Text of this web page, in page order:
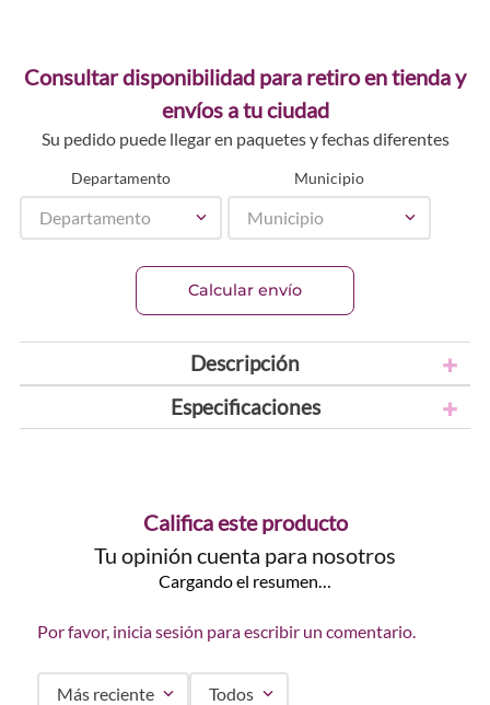
Consultar disponibilidad para retiro en tienda y
envíos a tu ciudad
Su pedido puede llegar en paquetes y fechas diferentes
Departamento
Departamento
Municipio
Municipio
Calcular envío
Descripción
Especificaciones
Califica este producto
Tu opinión cuenta para nosotros
Cargando el resumen…
Por favor, inicia sesión para escribir un comentario.
Más reciente Todos